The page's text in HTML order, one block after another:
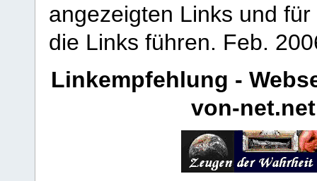
angezeigten Links und
die Links führen. Feb.
Linkempfehlung -
von-net.net